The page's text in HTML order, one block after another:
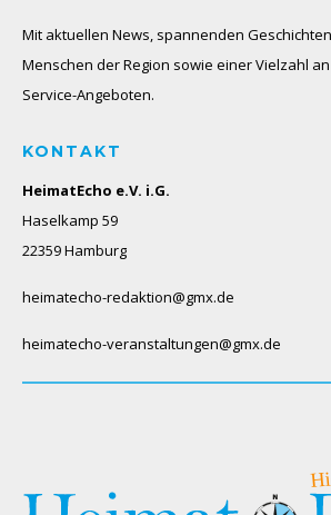
Mit aktuellen News, spannenden
Menschen der Region sowie einer Vielzahl
Service-Angeboten.
KONTAKT
HeimatEcho e.V. i.G.
Haselkamp 59
22359 Hamburg
heimatecho-redaktion@gmx.de
heimatecho-veranstaltungen@gmx.de